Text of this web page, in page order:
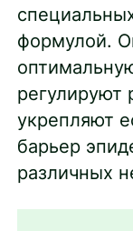
формулой.
регулируют
укрепляют
барьер
различных